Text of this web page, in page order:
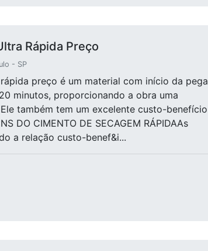
Rápida Preço
- SP
preço é um material com início da pega
minutos, proporcionando a obra uma
também tem um excelente custo-benefício
DO CIMENTO DE SECAGEM RÁPIDAAs
a relação custo-benef&i...